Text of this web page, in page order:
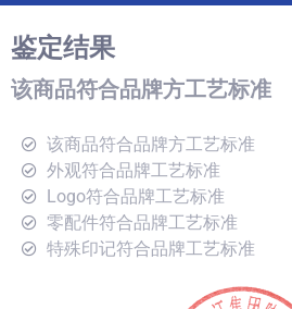
鉴定结果
该商品符合品牌方工艺标准
该商品符合品牌方工艺标准
外观符合品牌工艺标准
Logo符合品牌工艺标准
零配件符合品牌工艺标准
特殊印记符合品牌工艺标准